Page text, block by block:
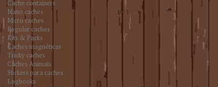
Cache containers
Nano caches
Micro caches
Regular caches
Kits & Packs
Caches magnéticas
Tricky caches
Caches Animais
Stickers para caches
Logbooks